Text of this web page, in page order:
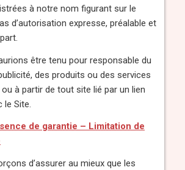
à notre nom figurant sur le
d’autorisation expresse, préalable et
être tenu pour responsable du
des produits ou des services
à partir de tout site lié par un lien
le Site.
de garantie – Limitation de
d’assurer au mieux que les